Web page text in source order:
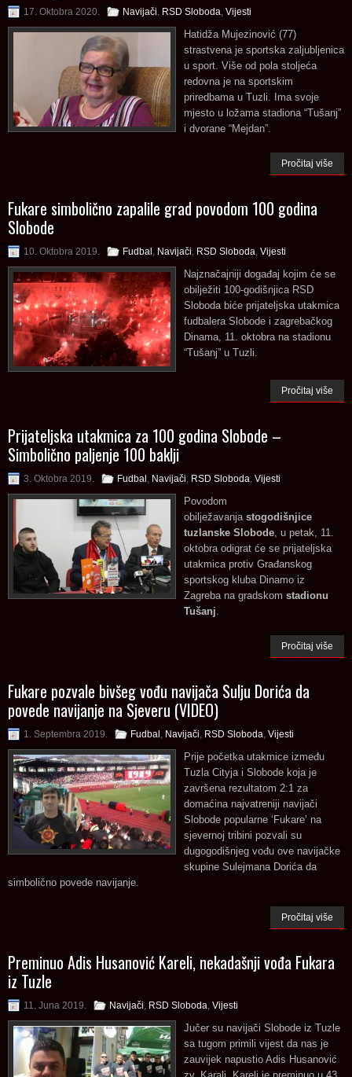
17. Oktobra 2020. Navijači RSD Sloboda Vijesti
Hatidža Mujezinović (77)
strastvena je sportska zaljubljenica
u sport. Više od pola stoljeća
redovna je na sportskim
priredbama u Tuzli. Ima svoje
mjesto u ložama stadiona “Tušanj”
i dvorane “Mejdan”.
Pročitaj više
Fukare simbolično zapalile grad povodom 100 godina
Slobode
10. Oktobra 2019. Fudbal Navijači RSD Sloboda Vijesti
Najznačajniji događaj kojim će se
obilježiti 100-godišnjica RSD
Sloboda biće prijateljska utakmica
fudbalera Slobode i zagrebačkog
Dinama, 11. oktobra na stadionu
“Tušanj” u Tuzli.
Pročitaj više
Prijateljska utakmica za 100 godina Slobode –
Simbolično paljenje 100 baklji
3. Oktobra 2019. Fudbal Navijači RSD Sloboda Vijesti
Povodom
obilježavanja stogodišnjice
tuzlanske Slobode , u petak, 11.
oktobra odigrat će se prijateljska
utakmica protiv Građanskog
sportskog kluba Dinamo iz
Zagreba na gradskom stadionu
Tušanj
Pročitaj više
Fukare pozvale bivšeg vođu navijača Sulju Dorića da
povede navijanje na Sjeveru (VIDEO)
1. Septembra 2019. Fudbal Navijači RSD Sloboda Vijesti
Prije početka utakmice između
Tuzla Cityja i Slobode koja je
završena rezultatom 2:1 za
domaćina najvatreniji navijači
Slobode popularne ‘Fukare’ na
sjevernoj tribini pozvali su
dugogodišnjeg vođu ove navijačke
skupine Sulejmana Dorića da
simbolično povede navijanje.
Pročitaj više
Preminuo Adis Husanović Kareli, nekadašnji vođa Fukara
iz Tuzle
11. Juna 2019. Navijači RSD Sloboda Vijesti
Jučer su navijači Slobode iz Tuzle
sa tugom primili vijest da nas je
zauvijek napustio Adis Husanović